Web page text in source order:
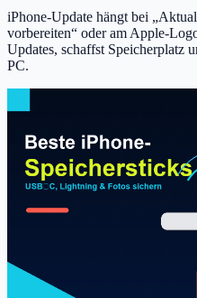
iPhone-Update hängt bei
vorbereiten“ oder am Apple-
Updates, schaffst Speicherplatz
PC.